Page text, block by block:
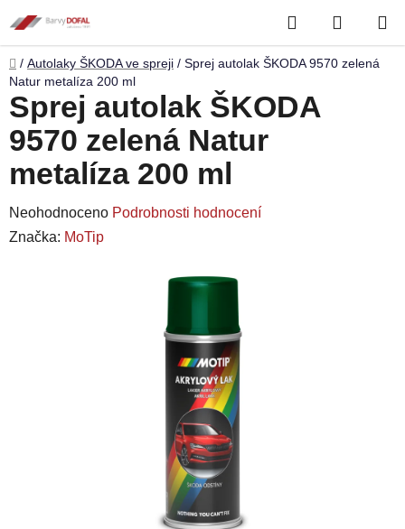
na
obsah
Hledat
KOŠÍK
Domů
/ Autolaky ŠKODA ve spreji / Sprej autolak ŠKODA 9570 zelená
Natur metalíza 200 ml
Sprej autolak ŠKODA
9570 zelená Natur
metalíza 200 ml
Průměrné
hodnocení
Neohodnoceno Podrobnosti hodnocení
Značka: MoTip